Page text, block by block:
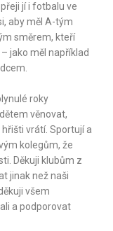
jí i fotbalu ve
aby měl A-tým
směrem, kteří
jako měl například
roky
věnovat,
vrátí. Sportují a
kolegům, že
Děkuji klubům z
jinak než naši
všem
a podporovat